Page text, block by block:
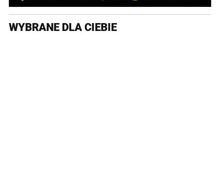
WYBRANE DLA CIEBIE